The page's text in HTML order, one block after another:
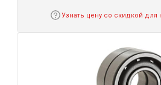
Узнать цену со скидкой